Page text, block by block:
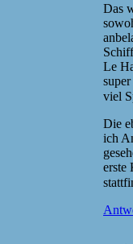
Das
Le
viel
Die
ich
erste